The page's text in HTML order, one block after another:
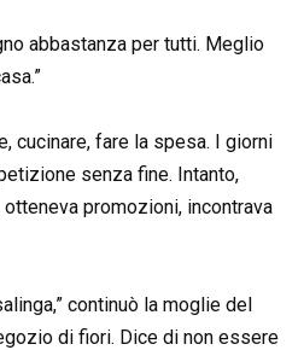
abbastanza per tutti. Meglio
cucinare, fare la spesa. I giorni
senza fine. Intanto,
promozioni, incontrava
continuò la moglie del
di fiori. Dice di non essere